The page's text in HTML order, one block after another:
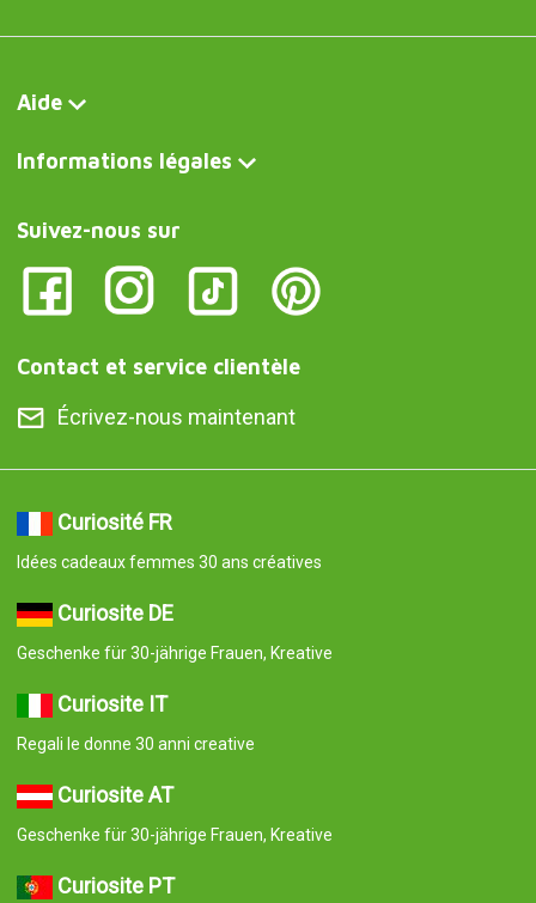
Aide
Informations légales
Suivez-nous sur
Contact et service clientèle
Écrivez-nous maintenant
Curiosité FR
Idées cadeaux femmes 30 ans créatives
Curiosite DE
Geschenke für 30-jährige Frauen, Kreative
Curiosite IT
Regali le donne 30 anni creative
Curiosite AT
Geschenke für 30-jährige Frauen, Kreative
Curiosite PT